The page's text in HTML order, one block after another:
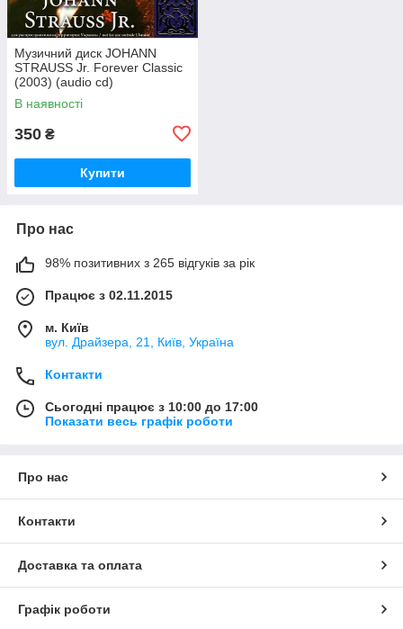
Музичний диск JOHANN
STRAUSS Jr. Forever Classic
(2003) (audio cd)
В наявності
350 ₴
Купити
Про нас
98% позитивних з 265 відгуків за рік
Працює з 02.11.2015
м. Київ
вул. Драйзера, 21, Київ, Україна
Контакти
Сьогодні працює з 10:00 до 17:00
Показати весь графік роботи
Про нас
Контакти
Доставка та оплата
Графік роботи